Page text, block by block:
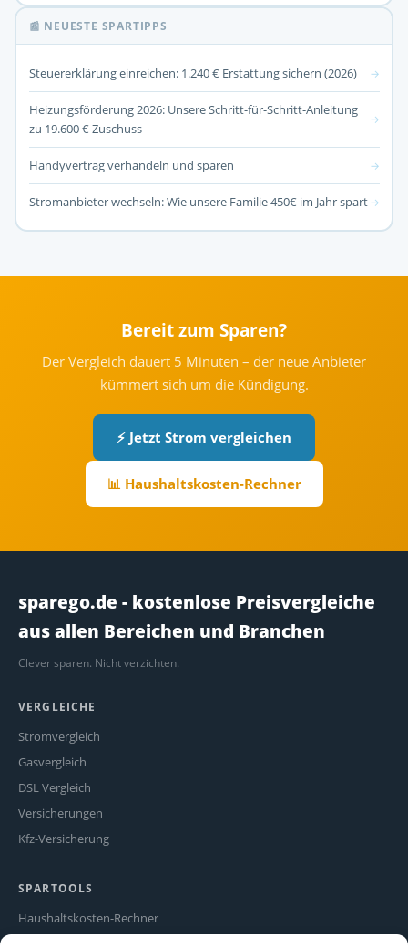
📰 NEUESTE SPARTIPPS
Steuererklärung einreichen: 1.240 € Erstattung sichern (2026) →
Heizungsförderung 2026: Unsere Schritt-für-Schritt-Anleitung
zu 19.600 € Zuschuss
→
Handyvertrag verhandeln und sparen →
Stromanbieter wechseln: Wie unsere Familie 450€ im Jahr spart →
Bereit zum Sparen?
Der Vergleich dauert 5 Minuten – der neue Anbieter
kümmert sich um die Kündigung.
⚡ Jetzt Strom vergleichen
📊 Haushaltskosten-Rechner
sparego.de - kostenlose Preisvergleiche
aus allen Bereichen und Branchen
Clever sparen. Nicht verzichten.
VERGLEICHE
Stromvergleich
Gasvergleich
DSL Vergleich
Versicherungen
Kfz-Versicherung
SPARTOOLS
Haushaltskosten-Rechner